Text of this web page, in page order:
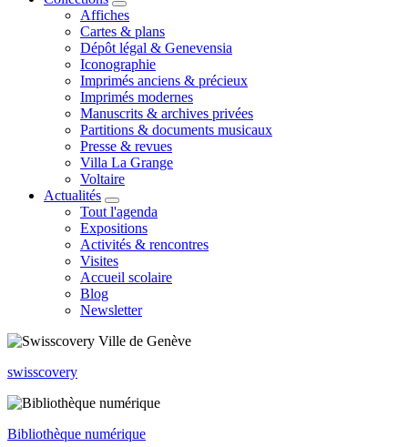
Affiches
Cartes & plans
Dépôt légal & Genevensia
Iconographie
Imprimés anciens & précieux
Imprimés modernes
Manuscrits & archives privées
Partitions & documents musicaux
Presse & revues
Villa La Grange
Voltaire
Actualités
Tout l'agenda
Expositions
Activités & rencontres
Visites
Accueil scolaire
Blog
Newsletter
swisscovery
Bibliothèque numérique